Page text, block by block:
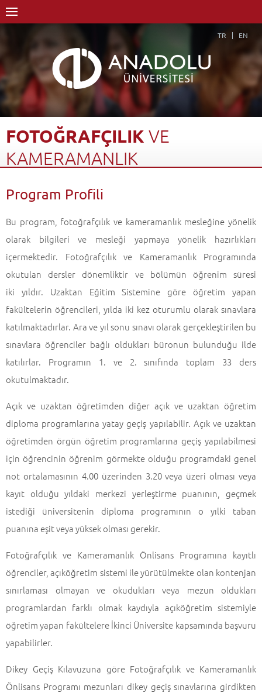
TR EN
FOTOĞRAFÇILIK VE
KAMERAMANLIK
Fotoğrafçılık ve Kameramanlık
Program Profili
Bu program, fotoğrafçılık ve kameramanlık mesleğine yönelik
olarak bilgileri ve mesleği yapmaya yönelik hazırlıkları
içermektedir. Fotoğrafçılık ve Kameramanlık Programında
okutulan dersler dönemliktir ve bölümün öğrenim süresi
iki yıldır. Uzaktan Eğitim Sistemine göre öğretim yapan
fakültelerin öğrencileri, yılda iki kez oturumlu olarak sınavlara
katılmaktadırlar. Ara ve yıl sonu sınavı olarak gerçekleştirilen bu
sınavlara öğrenciler bağlı oldukları büronun bulunduğu ilde
katılırlar. Programın 1. ve 2. sınıfında toplam 33 ders
okutulmaktadır.
Açık ve uzaktan öğretimden diğer açık ve uzaktan öğretim
diploma programlarına yatay geçiş yapılabilir. Açık ve uzaktan
öğretimden örgün öğretim programlarına geçiş yapılabilmesi
için öğrencinin öğrenim görmekte olduğu programdaki genel
not ortalamasının 4.00 üzerinden 3.20 veya üzeri olması veya
kayıt olduğu yıldaki merkezi yerleştirme puanının, geçmek
istediği üniversitenin diploma programının o yılki taban
puanına eşit veya yüksek olması gerekir.
Fotoğrafçılık ve Kameramanlık Önlisans Programına kayıtlı
öğrenciler, açıköğretim sistemi ile yürütülmekte olan kontenjan
sınırlaması olmayan ve okudukları veya mezun oldukları
programlardan farklı olmak kaydıyla açıköğretim sistemiyle
öğretim yapan fakültelere İkinci Üniversite kapsamında başvuru
yapabilirler.
Dikey Geçiş Kılavuzuna göre Fotoğrafçılık ve Kameramanlık
Önlisans Programı mezunları dikey geçiş sınavlarına girdikten